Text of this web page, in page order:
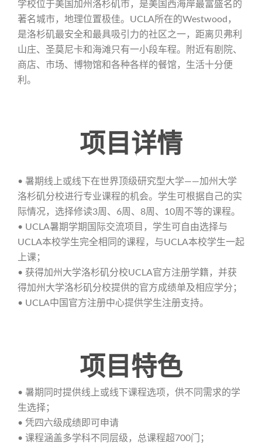
学校位于美国加州洛杉矶市，是美国西海岸最富盛名的
著名城市，地理位置极佳。UCLA所在的Westwood，
是洛杉矶最安全和最具吸引力的社区之一，距离贝弗利
山庄、圣莫尼卡和海滩只有一小段车程。附近有剧院、
商店、市场、博物馆和各种各样的餐馆，生活十分便
利。
项目详情
• 暑期线上或线下在世界顶级研究型大学——加州大学
洛杉矶分校进行专业课程的机会。学生可根据自己的实
际情况，选择修读3周、6周、8周、10周不等的课程。
• UCLA暑期学期国际交流项目，学生可自由选择与
UCLA本校学生完全相同的课程，与UCLA本校学生一起
上课；
• 获得加州大学洛杉矶分校UCLA官方注册学籍，并获
得加州大学洛杉矶分校提供的官方成绩单及相应学分；
• UCLA中国官方注册中心提供学生注册支持。
项目特色
• 暑期同时提供线上或线下课程选项，供不同需求的学
生选择；
• 凭四六级成绩即可申请
• 课程涵盖多学科不同层级，总课程超700门；